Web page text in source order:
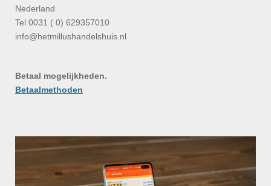
Nederland
Tel 0031 ( 0) 629357010
info@hetmillushandelshuis.nl
Betaal mogelijkheden.
Betaalmethoden